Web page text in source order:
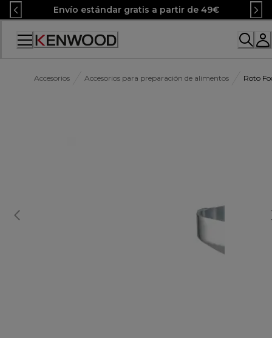
Skip
to
Content
Envío estándar gratis a partir de 49€
Accessibility
Accesorios Accesorios para preparación de alimentos Roto